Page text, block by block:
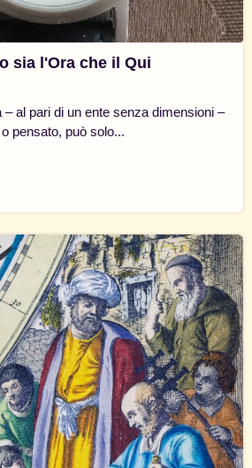
sia l'Ora che il Qui
– al pari di un ente senza dimensioni –
pensato, può solo...